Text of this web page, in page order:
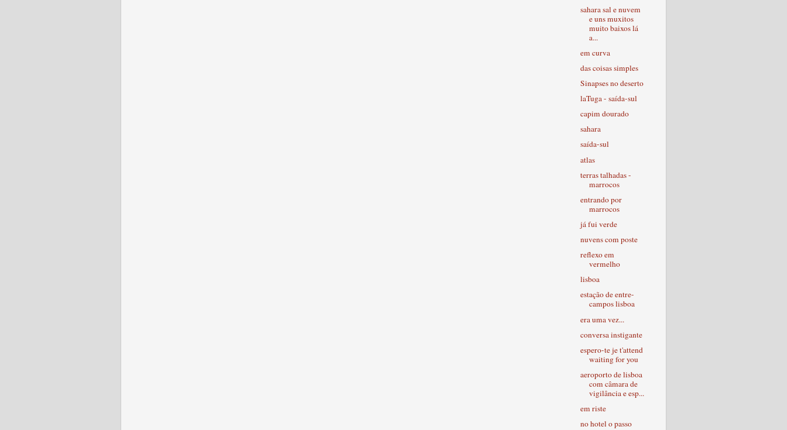
sahara sal e nuvem
e uns muxitos
muito baixos lá
a...
em curva
das coisas simples
Sinapses no deserto
laTuga - saída-sul
capim dourado
sahara
saída-sul
atlas
terras talhadas -
marrocos
entrando por
marrocos
já fui verde
nuvens com poste
reflexo em
vermelho
lisboa
estação de entre-
campos lisboa
era uma vez...
conversa instigante
espero-te je t'attend
waiting for you
aeroporto de lisboa
com câmara de
vigilância e esp...
em riste
no hotel o passo